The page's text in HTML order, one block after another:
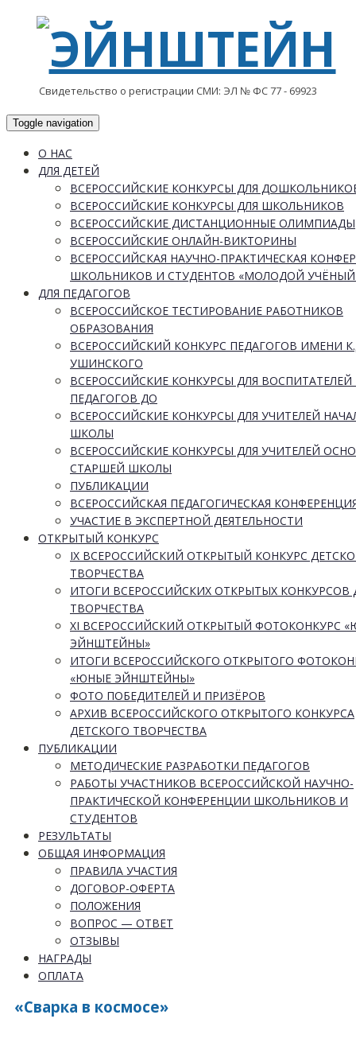
Свидетельство о регистрации СМИ: ЭЛ № ФС 77 - 69923
Toggle navigation
О НАС
ДЛЯ ДЕТЕЙ
ВСЕРОССИЙСКИЕ КОНКУРСЫ ДЛЯ
ВСЕРОССИЙСКИЕ КОНКУРСЫ ДЛЯ ШКОЛЬНИКОВ
ВСЕРОССИЙСКИЕ ДИСТАНЦИОННЫЕ ОЛИМПИАДЫ
ВСЕРОССИЙСКИЕ ОНЛАЙН-ВИКТОРИНЫ
ВСЕРОССИЙСКАЯ НАУЧНО-ПРАКТИЧЕСКАЯ
ШКОЛЬНИКОВ И СТУДЕНТОВ «МОЛОДОЙ
ДЛЯ ПЕДАГОГОВ
ВСЕРОССИЙСКОЕ ТЕСТИРОВАНИЕ РАБОТНИКОВ
ОБРАЗОВАНИЯ
ВСЕРОССИЙСКИЙ КОНКУРС ПЕДАГОГОВ ИМЕНИ
УШИНСКОГО
ВСЕРОССИЙСКИЕ КОНКУРСЫ ДЛЯ ВОСПИТАТЕЛЕЙ
ПЕДАГОГОВ ДО
ВСЕРОССИЙСКИЕ КОНКУРСЫ ДЛЯ УЧИТЕЛЕЙ
ШКОЛЫ
ВСЕРОССИЙСКИЕ КОНКУРСЫ ДЛЯ УЧИТЕЛЕЙ
СТАРШЕЙ ШКОЛЫ
ПУБЛИКАЦИИ
ВСЕРОССИЙСКАЯ ПЕДАГОГИЧЕСКАЯ
УЧАСТИЕ В ЭКСПЕРТНОЙ ДЕЯТЕЛЬНОСТИ
ОТКРЫТЫЙ КОНКУРС
IX ВСЕРОССИЙСКИЙ ОТКРЫТЫЙ КОНКУРС
ТВОРЧЕСТВА
ИТОГИ ВСЕРОССИЙСКИХ ОТКРЫТЫХ КОНКУРСОВ
ТВОРЧЕСТВА
XI ВСЕРОССИЙСКИЙ ОТКРЫТЫЙ ФОТОКОНКУРС
ЭЙНШТЕЙНЫ»
ИТОГИ ВСЕРОССИЙСКОГО ОТКРЫТОГО
«ЮНЫЕ ЭЙНШТЕЙНЫ»
ФОТО ПОБЕДИТЕЛЕЙ И ПРИЗЁРОВ
АРХИВ ВСЕРОССИЙСКОГО ОТКРЫТОГО КОНКУРСА
ДЕТСКОГО ТВОРЧЕСТВА
ПУБЛИКАЦИИ
МЕТОДИЧЕСКИЕ РАЗРАБОТКИ ПЕДАГОГОВ
РАБОТЫ УЧАСТНИКОВ ВСЕРОССИЙСКОЙ НАУЧНО-
ПРАКТИЧЕСКОЙ КОНФЕРЕНЦИИ ШКОЛЬНИКОВ И
СТУДЕНТОВ
РЕЗУЛЬТАТЫ
ОБЩАЯ ИНФОРМАЦИЯ
ПРАВИЛА УЧАСТИЯ
ДОГОВОР-ОФЕРТА
ПОЛОЖЕНИЯ
ВОПРОС — ОТВЕТ
ОТЗЫВЫ
НАГРАДЫ
ОПЛАТА
«Сварка в космосе»